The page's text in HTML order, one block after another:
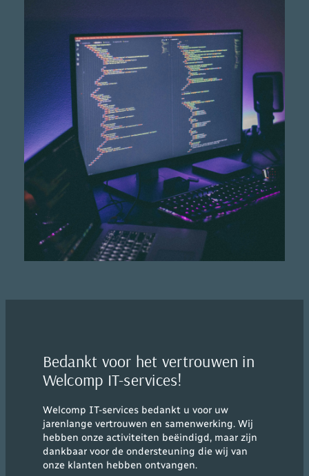
Bedankt voor het vertrouwen in
Welcomp IT-services!
Welcomp IT-services bedankt u voor uw
jarenlange vertrouwen en samenwerking. Wij
hebben onze activiteiten beëindigd, maar zijn
dankbaar voor de ondersteuning die wij van
onze klanten hebben ontvangen.